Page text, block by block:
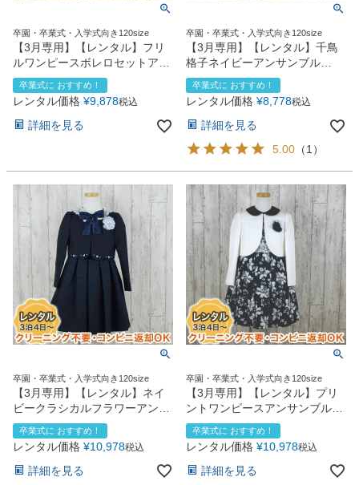
卒園・卒業式・入学式向き120size
【3月専用】【レンタル】フリ
ルワンピースボレロセットアン
サンブル（CAT879303W）
【CHOPIN】 120cm
卒業式に おすすめ！
レンタル価格 ¥9,878税込
詳細を見る
卒園・卒業式・入学式向き120size
【3月専用】【レンタル】千鳥
格子ネイビーアンサンブル
（CAT889310）【CHOPIN】
120cm
卒業式に おすすめ！
レンタル価格 ¥8,778税込
詳細を見る
5.00 （1 ）
卒園・卒業式・入学式向き120size
【3月専用】【レンタル】ネイ
ビークラシカルフラワーアンサ
ンブル（CAT898300）120cm
卒業式に おすすめ！
レンタル価格 ¥10,978税込
詳細を見る
卒園・卒業式・入学式向き120size
【3月専用】【レンタル】プリ
ントワンピースアンサンブル
（CAT898304）120cm
卒業式に おすすめ！
レンタル価格 ¥10,978税込
詳細を見る